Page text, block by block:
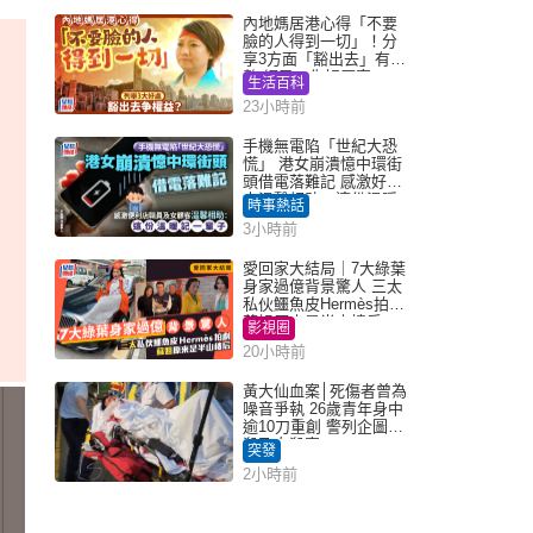
內地媽居港心得「不要
臉的人得到一切」！分
享3方面「豁出去」有著
數 網民：你好厲害
生活百科
23小時前
手機無電陷「世紀大恐
慌」 港女崩潰憶中環街
頭借電落難記 感激好心
人溫馨相助：這份溫暖
記一輩子｜Juicy叮
時事熱話
3小時前
愛回家大結局｜7大綠葉
身家過億背景驚人 三太
私伙鱷魚皮Hermès拍劇
蘇姐原來是半山樓后
影視圈
20小時前
黃大仙血案│死傷者曾為
噪音爭執 26歲青年身中
逾10刀重創 警列企圖謀
殺及自殺案
突發
2小時前